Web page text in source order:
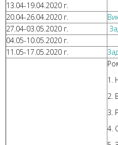
13.04-19.04.2020 г.
20.04-26.04.2020 г.
27.04-03.05.2020 г.
04.05-10.05.2020 г.
11.05-17.05.2020 г.
1.
2.
3.
4.